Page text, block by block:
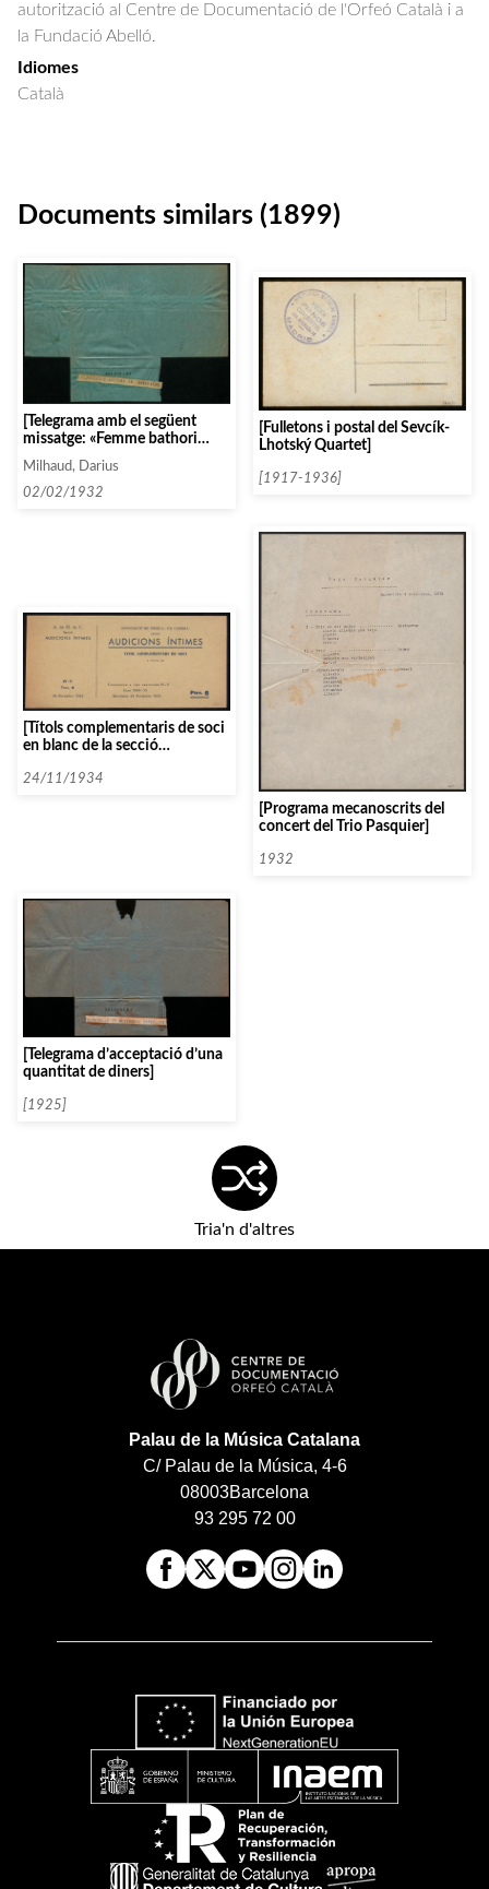
autorització al Centre de Documentació de l'Orfeó Català i a
la Fundació Abelló.
Idiomes
Català
Documents similars (1899)
[Telegrama amb el següent
missatge: «Femme bathori
natelot cathalat beaupére
morot de l opéra ami hazart
confirmez noi dates répétition]
Milhaud, Darius
02/02/1932
[Fulletons i postal del Sevcík-
Lhotský Quartet]
[1917-1936]
[Títols complementaris de soci
en blanc de la secció
24/11/1934
[Programa mecanoscrits del
concert del Trio Pasquier]
1932
[Telegrama d’acceptació d’una
quantitat de diners]
[1925]
Tria'n d'altres
Palau de la Música Catalana
C/ Palau de la Música, 4-6
08003Barcelona
93 295 72 00